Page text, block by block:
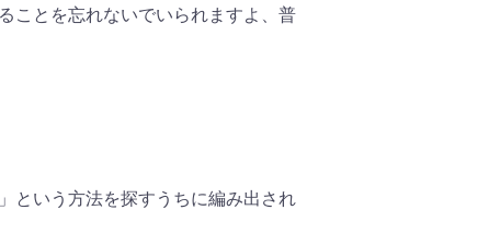
ことを忘れないでいられますよ、普
という方法を探すうちに編み出され